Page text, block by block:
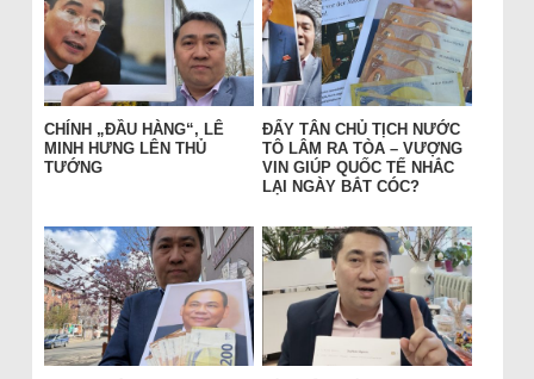
CHÍNH „ĐẦU HÀNG“, LÊ
MINH HƯNG LÊN THỦ
TƯỚNG
ĐẨY TÂN CHỦ TỊCH NƯỚC
TÔ LÂM RA TÒA – VƯỢNG
VIN GIÚP QUỐC TẾ NHẮC
LẠI NGÀY BẮT CÓC?